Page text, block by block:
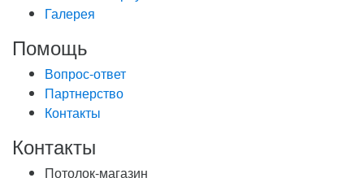
Галерея
Помощь
Вопрос-ответ
Партнерство
Контакты
Контакты
Потолок-магазин